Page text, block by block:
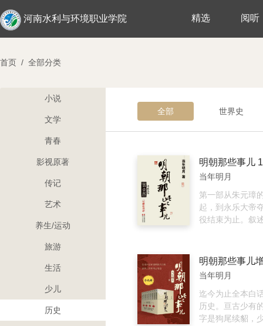
精选 阅听
河南水利与环境职业学院
首页 / 全部分类
小说
文学
青春
影视原著
传记
艺术
养生/运动
旅游
生活
少儿
历史
全部 世界史
明朝那些事儿 1
当年明月
第一部从朱元璋
起，到永乐大帝
役结束为止。叙
平、太湖大决战
恶虎，铲除张士
遇春等不世名将
元。更有明朝最
乐夺位、建文失
役。高潮迭起，
当年明月
迄今为止全本白
历史。亘古少有
字是狗尾续貂，